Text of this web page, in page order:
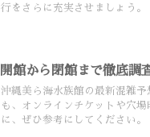
行をさらに充実させましょう。
開館から閉館まで徹底調
沖縄美ら海水族館の最新混雑
も、オンラインチケットや穴
に、ぜひ参考にしてください。